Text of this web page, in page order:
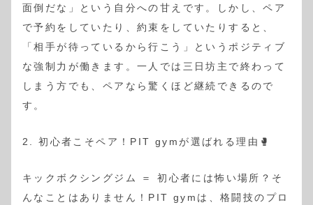
面倒だな」という自分への甘えです。しかし、ペア
で予約をしていたり、約束をしていたりすると、
「相手が待っているから行こう」というポジティブ
な強制力が働きます。一人では三日坊主で終わって
しまう方でも、ペアなら驚くほど継続できるので
す。
2. 初心者こそペア！PIT gymが選ばれる理由🥊
キックボクシングジム ＝ 初心者には怖い場所？そ
んなことはありません！PIT gymは、格闘技のプロ